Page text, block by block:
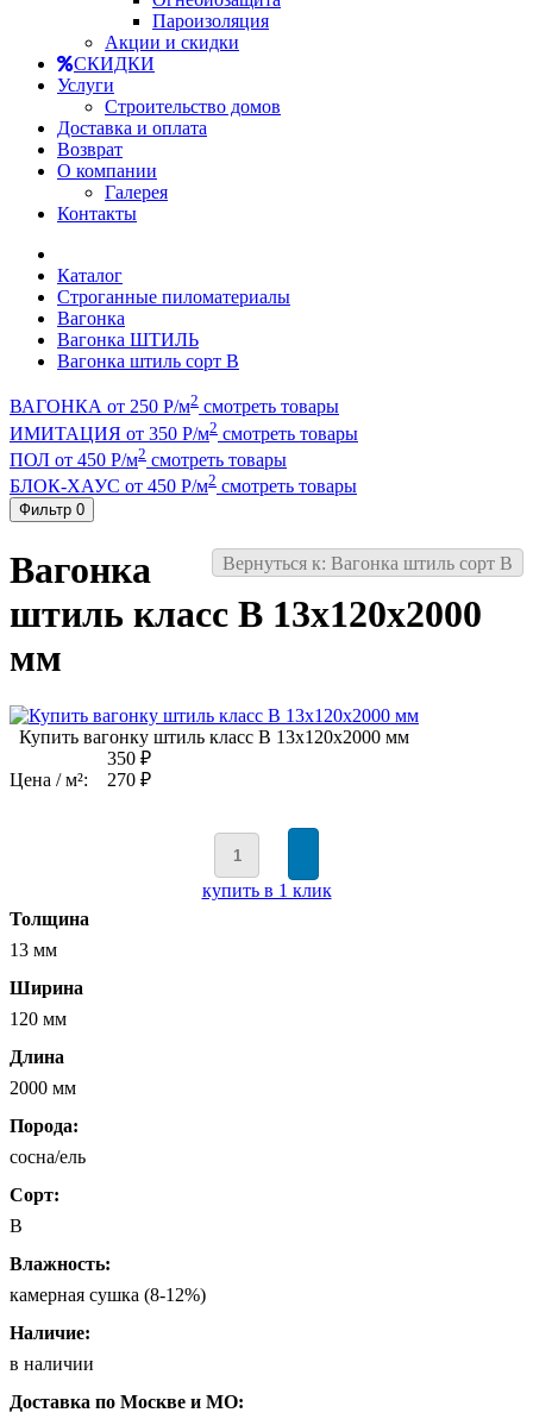
Пароизоляция
Акции и скидки
СКИДКИ
Услуги
Строительство домов
Доставка и оплата
Возврат
О компании
Галерея
Контакты
Каталог
Строганные пиломатериалы
Вагонка
Вагонка ШТИЛЬ
Вагонка штиль сорт В
ВАГОНКА от 250 Р/м2 смотреть товары
ИМИТАЦИЯ от 350 Р/м2 смотреть товары
ПОЛ от 450 Р/м2 смотреть товары
БЛОК-ХАУС от 450 Р/м2 смотреть товары
Фильтр 0
Вернуться к: Вагонка штиль сорт В
Вагонка
штиль класс В 13x120x2000
мм
Купить вагонку штиль класс В 13x120x2000 мм
350 ₽
Цена / м²:
270 ₽
купить в 1 клик
Толщина
13 мм
Ширина
120 мм
Длина
2000 мм
Порода:
сосна/ель
Сорт:
B
Влажность:
камерная сушка (8-12%)
Наличие:
в наличии
Доставка по Москве и МО: